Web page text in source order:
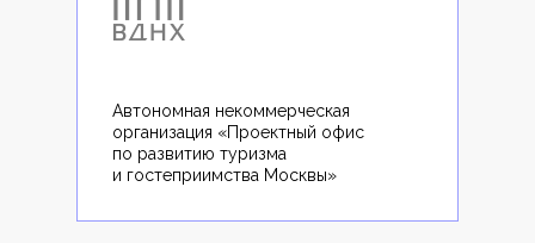
Автономная некоммерческая
организация «Проектный офис
по развитию туризма
и гостеприимства Москвы»